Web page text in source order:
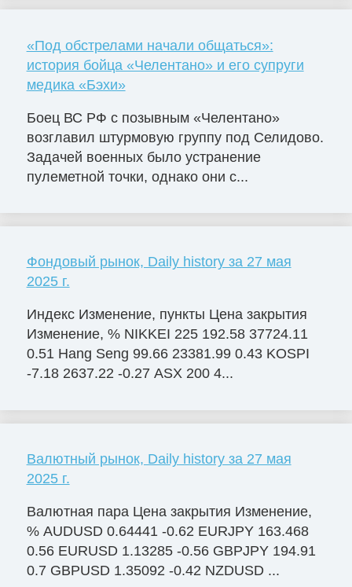
«Под обстрелами начали общаться»:
история бойца «Челентано» и его супруги
медика «Бэхи»
Боец ВС РФ с позывным «Челентано»
возглавил штурмовую группу под Селидово.
Задачей военных было устранение
пулеметной точки, однако они с...
Фондовый рынок, Daily history за 27 мая
2025 г.
Индекс Изменение, пункты Цена закрытия
Изменение, % NIKKEI 225 192.58 37724.11
0.51 Hang Seng 99.66 23381.99 0.43 KOSPI
-7.18 2637.22 -0.27 ASX 200 4...
Валютный рынок, Daily history за 27 мая
2025 г.
Валютная пара Цена закрытия Изменение,
% AUDUSD 0.64441 -0.62 EURJPY 163.468
0.56 EURUSD 1.13285 -0.56 GBPJPY 194.91
0.7 GBPUSD 1.35092 -0.42 NZDUSD ...